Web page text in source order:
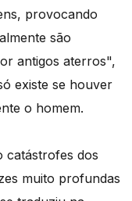
provocando
são
antigos aterros",
existe se houver
o homem.
catástrofes dos
muito profundas